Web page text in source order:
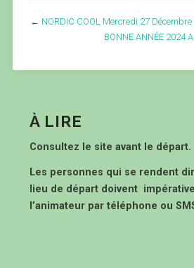
← NORDIC COOL Mercredi 27 Décembre
BONNE ANNÉE 2024
À LIRE
Consultez le site avant le départ.
Les personnes qui se rendent
lieu de départ doivent
l’animateur par téléphone ou